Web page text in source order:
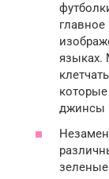
языках.
которые
джинсы